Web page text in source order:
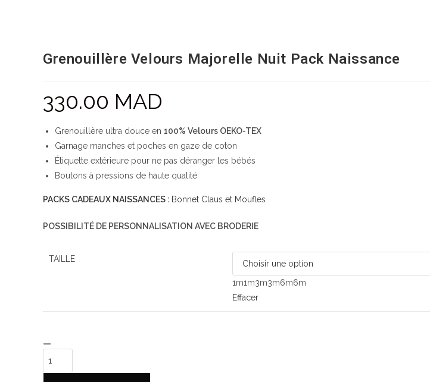
Grenouillère Velours Majorelle Nuit Pack Naissance
330.00 MAD
Grenouillère ultra douce en 100% Velours OEKO-TEX
Garnage manches et poches en gaze de coton
Étiquette extérieure pour ne pas déranger les bébés
Boutons à pressions de haute qualité
PACKS CADEAUX NAISSANCES : Bonnet Claus et Moufles
POSSIBILITÉ DE PERSONNALISATION AVEC BRODERIE
TAILLE
1m1m3m3m6m6m
Effacer